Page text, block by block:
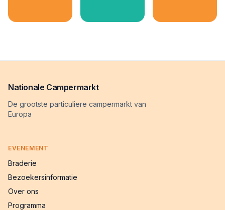
Nationale Campermarkt
De grootste particuliere campermarkt van
Europa
EVENEMENT
Braderie
Bezoekersinformatie
Over ons
Programma